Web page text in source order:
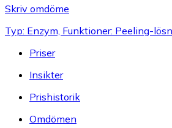
Skriv omdöme
Typ: Enzym, Funktioner: Peeling-
Priser
Insikter
Prishistorik
Omdömen